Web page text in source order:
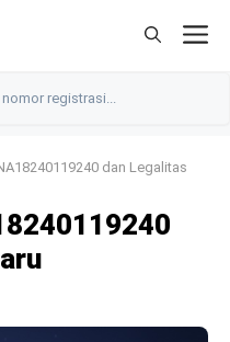
dan Legalitas